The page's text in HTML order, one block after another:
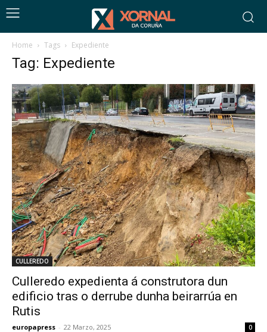
Home Tags Expediente
Tag: Expediente
CULLEREDO
Culleredo expedienta á construtora dun
edificio tras o derrube dunha beirarrúa en
Rutis
europapress - 22 Marzo, 2025 0